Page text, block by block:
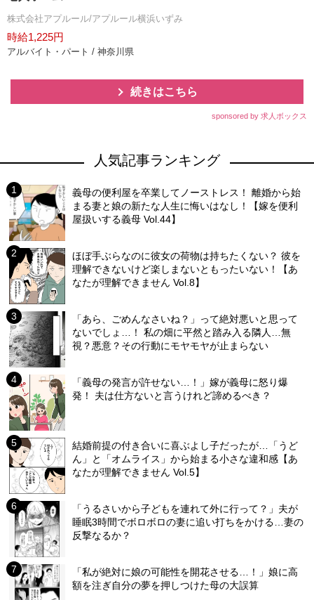
株式会社アプルール/アプルール横浜いずみ
時給1,225円
アルバイト・パート / 神奈川県
続きはこちら
sponsored by 求人ボックス
人気記事ランキング
義母の便利屋を卒業してノーストレス！ 離婚から始
まる妻と娘の新たな人生に悔いはなし！【嫁を便利
屋扱いする義母 Vol.44】
ほぼ手ぶらなのに彼女の荷物は持ちたくない？ 彼を
理解できないけど楽しまないともったいない！【あ
なたが理解できません Vol.8】
「あら、ごめんなさいね？」って絶対悪いと思って
ないでしょ…！ 私の畑に平然と踏み入る隣人…無
視？悪意？その行動にモヤモヤが止まらない
「義母の発言が許せない…！」嫁が義母に怒り爆
発！ 夫は仕方ないと言うけれど諦めるべき？
結婚前提の付き合いに喜ぶよし子だったが…「うど
ん」と「オムライス」から始まる小さな違和感【あ
なたが理解できません Vol.5】
「うるさいから子どもを連れて外に行って？」夫が
睡眠3時間でボロボロの妻に追い打ちをかける…妻の
反撃なるか？
「私が絶対に娘の可能性を開花させる…！」娘に高
額を注ぎ自分の夢を押しつけた母の大誤算